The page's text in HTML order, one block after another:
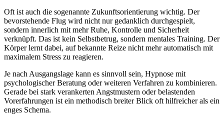
Oft ist auch die sogenannte Zukunftsorientierung wichtig. Der
bevorstehende Flug wird nicht nur gedanklich durchgespielt,
sondern innerlich mit mehr Ruhe, Kontrolle und Sicherheit
verknüpft. Das ist kein Selbstbetrug, sondern mentales Training. Der
Körper lernt dabei, auf bekannte Reize nicht mehr automatisch mit
maximalem Stress zu reagieren.
Je nach Ausgangslage kann es sinnvoll sein, Hypnose mit
psychologischer Beratung oder weiteren Verfahren zu kombinieren.
Gerade bei stark verankerten Angstmustern oder belastenden
Vorerfahrungen ist ein methodisch breiter Blick oft hilfreicher als ein
enges Schema.